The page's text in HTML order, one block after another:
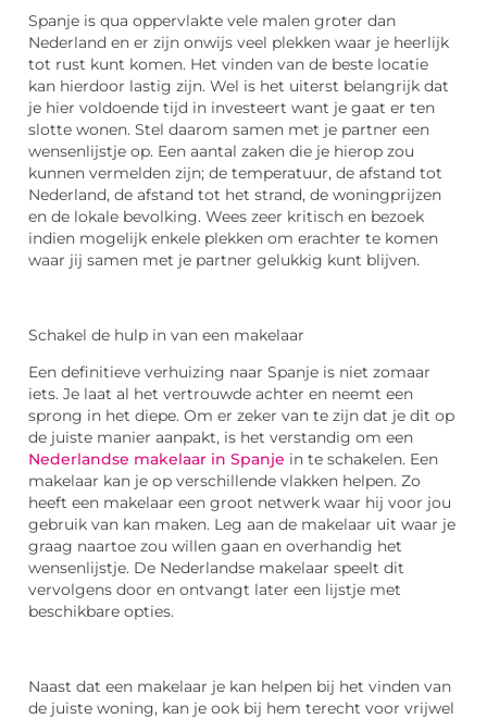
Spanje is qua oppervlakte vele malen groter dan
Nederland en er zijn onwijs veel plekken waar je heerlijk
tot rust kunt komen. Het vinden van de beste locatie
kan hierdoor lastig zijn. Wel is het uiterst belangrijk dat
je hier voldoende tijd in investeert want je gaat er ten
slotte wonen. Stel daarom samen met je partner een
wensenlijstje op. Een aantal zaken die je hierop zou
kunnen vermelden zijn; de temperatuur, de afstand tot
Nederland, de afstand tot het strand, de woningprijzen
en de lokale bevolking. Wees zeer kritisch en bezoek
indien mogelijk enkele plekken om erachter te komen
waar jij samen met je partner gelukkig kunt blijven.
Schakel de hulp in van een makelaar
Een definitieve verhuizing naar Spanje is niet zomaar
iets. Je laat al het vertrouwde achter en neemt een
sprong in het diepe. Om er zeker van te zijn dat je dit op
de juiste manier aanpakt, is het verstandig om een
Nederlandse makelaar in Spanje in te schakelen. Een
makelaar kan je op verschillende vlakken helpen. Zo
heeft een makelaar een groot netwerk waar hij voor jou
gebruik van kan maken. Leg aan de makelaar uit waar je
graag naartoe zou willen gaan en overhandig het
wensenlijstje. De Nederlandse makelaar speelt dit
vervolgens door en ontvangt later een lijstje met
beschikbare opties.
Naast dat een makelaar je kan helpen bij het vinden van
de juiste woning, kan je ook bij hem terecht voor vrijwel